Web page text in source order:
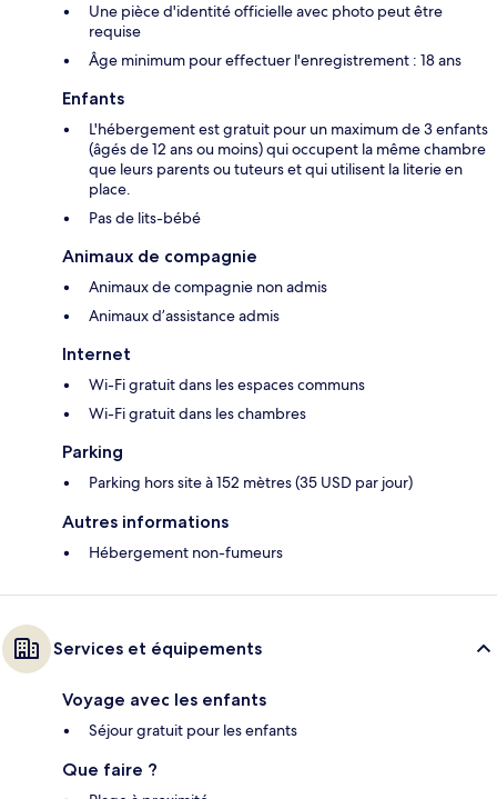
Une pièce d'identité officielle avec photo peut être
requise
Âge minimum pour effectuer l'enregistrement : 18 ans
Enfants
L'hébergement est gratuit pour un maximum de 3 enfants
(âgés de 12 ans ou moins) qui occupent la même chambre
que leurs parents ou tuteurs et qui utilisent la literie en
place.
Pas de lits-bébé
Animaux de compagnie
Animaux de compagnie non admis
Animaux d’assistance admis
Internet
Wi-Fi gratuit dans les espaces communs
Wi-Fi gratuit dans les chambres
Parking
Parking hors site à 152 mètres (35 USD par jour)
Autres informations
Hébergement non-fumeurs
Services et équipements
Voyage avec les enfants
Séjour gratuit pour les enfants
Que faire ?